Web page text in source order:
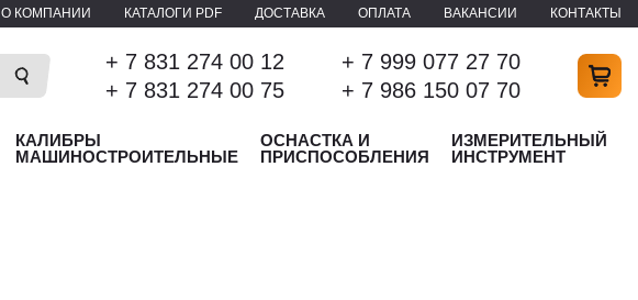
О КОМПАНИИ КАТАЛОГИ PDF ДОСТАВКА ОПЛАТА ВАКАНСИИ КОНТАКТЫ
+ 7 831 274 00 12
+ 7 831 274 00 75
+ 7 999 077 27 70
+ 7 986 150 07 70
КАЛИБРЫ
МАШИНОСТРОИТЕЛЬНЫЕ
ОСНАСТКА И
ПРИСПОСОБЛЕНИЯ
ИЗМЕРИТЕЛЬНЫЙ
ИНСТРУМЕНТ